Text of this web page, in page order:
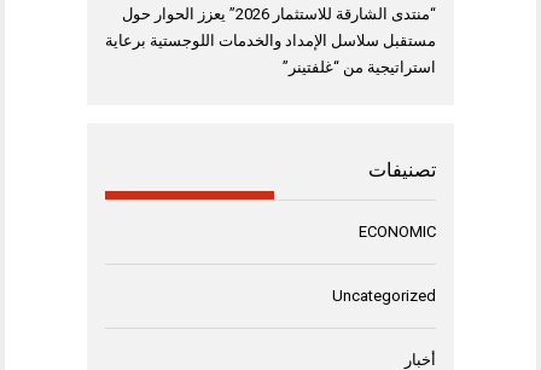
“منتدى الشارقة للاستثمار 2026” يعزز الحوار حول
مستقبل سلاسل الإمداد والخدمات اللوجستية برعاية
استراتيجية من “غلفتينر”
تصنيفات
ECONOMIC
Uncategorized
أخبار